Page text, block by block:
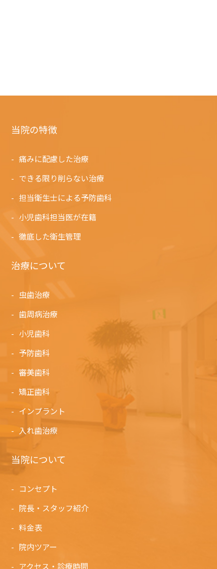
当院の特徴
痛みに配慮した治療
できる限り削らない治療
担当衛生士による予防歯科
小児歯科担当医が在籍
徹底した衛生管理
治療について
虫歯治療
歯周病治療
小児歯科
予防歯科
審美歯科
矯正歯科
インプラント
入れ歯治療
当院について
コンセプト
院長・スタッフ紹介
料金表
院内ツアー
アクセス・診療時間